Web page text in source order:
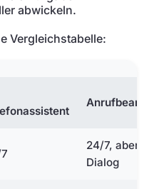
abwickeln.
Vergleichstabelle:
24/7, aber
Dialog